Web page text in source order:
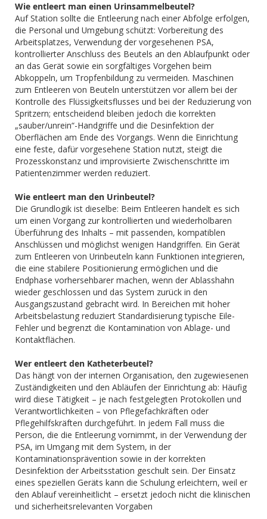
Wie entleert man einen Urinsammelbeutel?
Auf Station sollte die Entleerung nach einer Abfolge erfolgen,
die Personal und Umgebung schützt: Vorbereitung des
Arbeitsplatzes, Verwendung der vorgesehenen PSA,
kontrollierter Anschluss des Beutels an den Ablaufpunkt oder
an das Gerät sowie ein sorgfältiges Vorgehen beim
Abkoppeln, um Tropfenbildung zu vermeiden. Maschinen
zum Entleeren von Beuteln unterstützen vor allem bei der
Kontrolle des Flüssigkeitsflusses und bei der Reduzierung von
Spritzern; entscheidend bleiben jedoch die korrekten
„sauber/unrein“-Handgriffe und die Desinfektion der
Oberflächen am Ende des Vorgangs. Wenn die Einrichtung
eine feste, dafür vorgesehene Station nutzt, steigt die
Prozesskonstanz und improvisierte Zwischenschritte im
Patientenzimmer werden reduziert.
Wie entleert man den Urinbeutel?
Die Grundlogik ist dieselbe: Beim Entleeren handelt es sich
um einen Vorgang zur kontrollierten und wiederholbaren
Überführung des Inhalts – mit passenden, kompatiblen
Anschlüssen und möglichst wenigen Handgriffen. Ein Gerät
zum Entleeren von Urinbeuteln kann Funktionen integrieren,
die eine stabilere Positionierung ermöglichen und die
Endphase vorhersehbarer machen, wenn der Ablasshahn
wieder geschlossen und das System zurück in den
Ausgangszustand gebracht wird. In Bereichen mit hoher
Arbeitsbelastung reduziert Standardisierung typische Eile-
Fehler und begrenzt die Kontamination von Ablage- und
Kontaktflächen.
Wer entleert den Katheterbeutel?
Das hängt von der internen Organisation, den zugewiesenen
Zuständigkeiten und den Abläufen der Einrichtung ab: Häufig
wird diese Tätigkeit – je nach festgelegten Protokollen und
Verantwortlichkeiten – von Pflegefachkräften oder
Pflegehilfskräften durchgeführt. In jedem Fall muss die
Person, die die Entleerung vornimmt, in der Verwendung der
PSA, im Umgang mit dem System, in der
Kontaminationsprävention sowie in der korrekten
Desinfektion der Arbeitsstation geschult sein. Der Einsatz
eines speziellen Geräts kann die Schulung erleichtern, weil er
den Ablauf vereinheitlicht – ersetzt jedoch nicht die klinischen
und sicherheitsrelevanten Vorgaben